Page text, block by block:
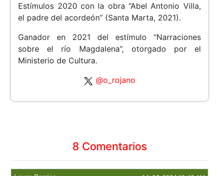
Estímulos 2020 con la obra “Abel Antonio Villa,
el padre del acordeón” (Santa Marta, 2021).
Ganador en 2021 del estímulo “Narraciones
sobre el río Magdalena”, otorgado por el
Ministerio de Cultura.
@o_rojano
8 Comentarios